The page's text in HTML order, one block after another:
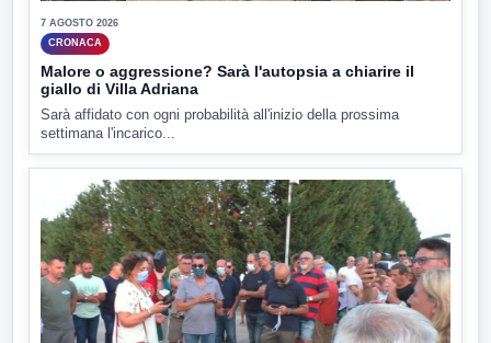
7 AGOSTO 2026
CRONACA
Malore o aggressione? Sarà l'autopsia a chiarire il
giallo di Villa Adriana
Sarà affidato con ogni probabilità all'inizio della prossima
settimana l'incarico...